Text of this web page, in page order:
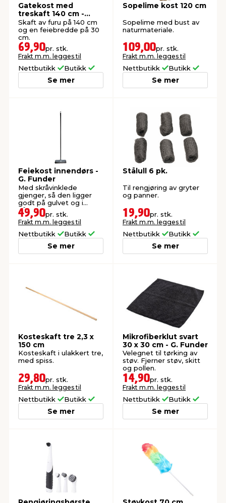
Gatekost med
treskaft 140 cm -
Garden®
Skaft av furu på 140 cm
og en feiebredde på 30
cm.
69,90pr. stk.
Frakt m.m. legges til
Nettbutikk Butikk
Se mer
Sopelime kost 120 cm
Sopelime med bust av
naturmateriale.
109,00pr. stk.
Frakt m.m. legges til
Nettbutikk Butikk
Se mer
Feiekost innendørs -
G. Funder
Med skråvinklede
gjenger, så den ligger
godt på gulvet og i
hånden.
49,90pr. stk.
Frakt m.m. legges til
Nettbutikk Butikk
Se mer
Stålull 6 pk.
Til rengjøring av gryter
og panner.
19,90pr. stk.
Frakt m.m. legges til
Nettbutikk Butikk
Se mer
Kosteskaft tre 2,3 x
150 cm
Kosteskaft i ulakkert tre,
med spiss.
29,80pr. stk.
Frakt m.m. legges til
Nettbutikk Butikk
Se mer
Mikrofiberklut svart
30 x 30 cm - G. Funder
Velegnet til tørking av
støv. Fjerner støv, skitt
og pollen.
14,90pr. stk.
Frakt m.m. legges til
Nettbutikk Butikk
Se mer